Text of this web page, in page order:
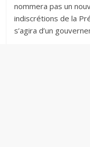
nommera pas un
indiscrétions de la
s’agira d’un